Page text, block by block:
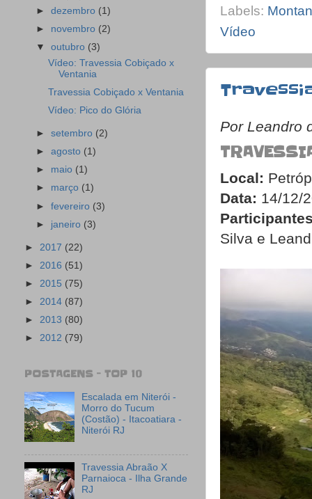
Labels:
Vídeo
Por Leandro
Local:
Data: 14/12/
Silva e
►dezembro (1)
► novembro (2)
▼outubro (3)
Vídeo: Travessia Cobiçado x
Ventania
Travessia Cobiçado x Ventania
Vídeo: Pico do Glória
►setembro (2)
►agosto (1)
► maio (1)
► março (1)
►fevereiro (3)
► janeiro (3)
► 2017 (22)
► 2016 (51)
► 2015 (75)
► 2014 (87)
► 2013 (80)
► 2012 (79)
POSTAGENS - TOP 10
Escalada em Niterói -
Morro do Tucum
(Costão) - Itacoatiara -
Niterói RJ
Travessia Abraão X
Parnaioca - Ilha Grande
RJ